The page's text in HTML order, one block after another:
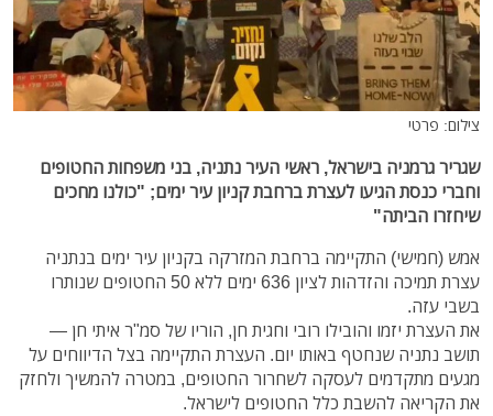
צילום: פרטי
שגריר גרמניה בישראל, ראשי העיר נתניה, בני משפחות החטופים
וחברי כנסת הגיעו לעצרת ברחבת קניון עיר ימים; "כולנו מחכים
שיחזרו הביתה"
אמש (חמישי) התקיימה ברחבת המזרקה בקניון עיר ימים בנתניה
עצרת תמיכה והזדהות לציון 636 ימים ללא 50 החטופים שנותרו
בשבי עזה.
את העצרת יזמו והובילו רובי וחגית חן, הוריו של סמ"ר איתי חן —
תושב נתניה שנחטף באותו יום. העצרת התקיימה בצל הדיווחים על
מגעים מתקדמים לעסקה לשחרור החטופים, במטרה להמשיך ולחזק
את הקריאה להשבת כלל החטופים לישראל.